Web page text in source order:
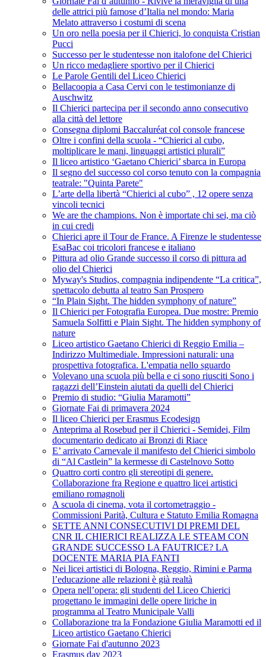
delle attrici più famose d’Italia nel mondo: Maria
Melato attraverso i costumi di scena
Un oro nella poesia per il Chierici, lo conquista Cristian
Pucci
Successo per le studentesse non italofone del Chierici
Un ricco medagliere sportivo per il Chierici
Le Parole Gentili del Liceo Chierici
Bellacoopia a Casa Cervi con le testimonianze di
Auschwitz
Il Chierici partecipa per il secondo anno consecutivo
alla città del lettore
Consegna diplomi Baccaluréat col console francese
Oltre i confini della scuola - “Chierici al cubo,
moltiplicare le mani, linguaggi artistici plurali”
Il liceo artistico ‘Gaetano Chierici’ sbarca in Europa
Il segno del successo col corso tenuto con la compagnia
teatrale: "Quinta Parete"
L’arte della libertà “Chierici al cubo” , 12 opere senza
vincoli tecnici
We are the champions. Non è importate chi sei, ma ciò
in cui credi
Chierici apre il Tour de France. A Firenze le studentesse
EsaBac coi tricolori francese e italiano
Pittura ad olio Grande successo il corso di pittura ad
olio del Chierici
Myway's Studios, compagnia indipendente “La critica”,
spettacolo debutta al teatro San Prospero
“In Plain Sight. The hidden symphony of nature”
Il Chierici per Fotografia Europea. Due mostre: Premio
Samuela Solfitti e Plain Sight. The hidden symphony of
nature
Liceo artistico Gaetano Chierici di Reggio Emilia –
Indirizzo Multimediale. Impressioni naturali: una
prospettiva fotografica. L'empatia nello sguardo
Volevano una scuola più bella e ci sono riusciti Sono i
ragazzi dell’Einstein aiutati da quelli del Chierici
Premio di studio: “Giulia Maramotti”
Giornate Fai di primavera 2024
Il liceo Chierici per Erasmus Ecodesign
Anteprima al Rosebud per il Chierici - Semidei, Film
documentario dedicato ai Bronzi di Riace
E’ arrivato Carnevale il manifesto del Chierici simbolo
di “Al Castlein” la kermesse di Castelnovo Sotto
Quattro corti contro gli stereotipi di genere.
Collaborazione fra Regione e quattro licei artistici
emiliano romagnoli
A scuola di cinema, vota il cortometraggio -
Commissioni Parità, Cultura e Statuto Emilia Romagna
SETTE ANNI CONSECUTIVI DI PREMI DEL
CNR IL CHIERICI REALIZZA LE STEAM CON
GRANDE SUCCESSO LA FAUTRICE? LA
DOCENTE MARIA PIA FANTI
Nei licei artistici di Bologna, Reggio, Rimini e Parma
l’educazione alle relazioni è già realtà
Opera nell’opera: gli studenti del Liceo Chierici
progettano le immagini delle opere liriche in
programma al Teatro Municipale Valli
Collaborazione tra la Fondazione Giulia Maramotti ed il
Liceo artistico Gaetano Chierici
Giornate Fai d'autunno 2023
Erasmus day 2023